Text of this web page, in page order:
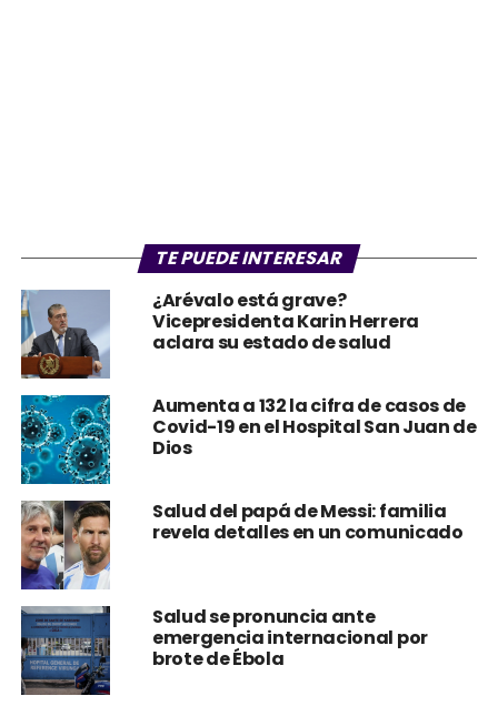
TE PUEDE INTERESAR
¿Arévalo está grave?
Vicepresidenta Karin Herrera
aclara su estado de salud
Aumenta a 132 la cifra de casos de
Covid-19 en el Hospital San Juan de
Dios
Salud del papá de Messi: familia
revela detalles en un comunicado
Salud se pronuncia ante
emergencia internacional por
brote de Ébola